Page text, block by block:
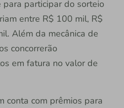
para participar do sorteio
entre R$ 100 mil, R$
Além da mecânica de
concorrerão
em fatura no valor de
conta com prêmios para